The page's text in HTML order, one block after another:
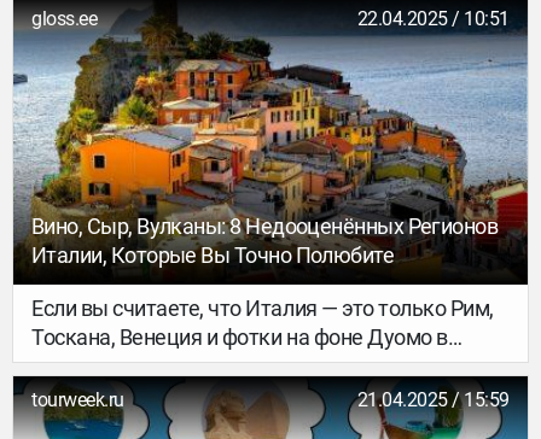
природа. А в тени альпийских лесов скрываются
старинные замки, многие из которых выглядят
так, словно вышли из сказки. Сегодня
расскажем о секретных местах Баварии,
которые лучше не пропускать, если вы хотите
совершить насыщенное путешествие по
региону.
gloss.ee 22.04.2025 / 10:51
Вино, Сыр, Вулканы: 8 Недооценённых Регионов
Италии, Которые Вы Точно Полюбите
Если вы считаете, что Италия — это только Рим,
Тоскана, Венеция и фотки на фоне Дуомо в
Милане, у нас для вас хорошие новости: вас
ждёт огромная, вкусная, в меру дикорастущая и
прекрасно пахнущая Италия, в которую пока
tourweek.ru 21.04.2025 / 15:59